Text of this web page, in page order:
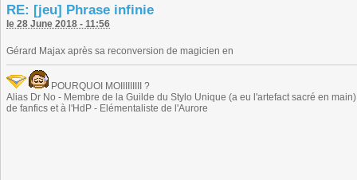
RE: [jeu] Phrase infinie
le 28 June 2018 - 11:56
Gérard Majax après sa reconversion de magicien en
POURQUOI MOIIIIIIIII ?
Alias Dr No - Membre de la Guilde du Stylo Unique (a eu l'artefact sacré en
de fanfics et à l'HdP - Elémentaliste de l'Aurore